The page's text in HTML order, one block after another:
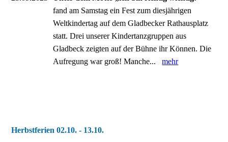
fand am Samstag ein Fest zum diesjährigen
Weltkindertag auf dem Gladbecker Rathausplatz
statt. Drei unserer Kindertanzgruppen aus
Gladbeck zeigten auf der Bühne ihr Können. Die
Aufregung war groß! Manche...mehr
Herbstferien 02.10. - 13.10.